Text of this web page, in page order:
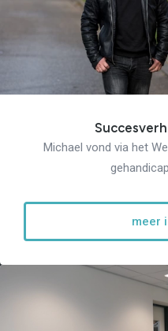
Michael vond via het
meer